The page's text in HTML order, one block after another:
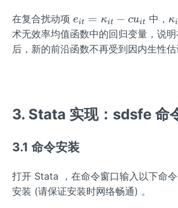
v
\s
qr
a
\t
u}
\fra
c{1}
{2}}
{\sq
rt{1-
u}}
ta
在复合扰动项 e_
{i
t}
p
{i
t}
-c
u
_
eit = κit − cuit 中，
a
p
κi
术无效率均值函数中的回归变量，说
后，新的前沿函数不再受到因内生性估
3. Stata 实现：sdsfe 命
3.1 命令安装
打开 Stata ，在命令窗口输入以下命
安装 (请保证安装时网络畅通) 。